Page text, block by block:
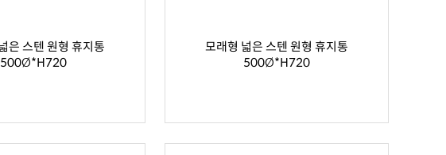
은 스텐 원형 휴지통
500Ø*H720
모래형 넓은 스텐 원형 휴지통
500Ø*H720